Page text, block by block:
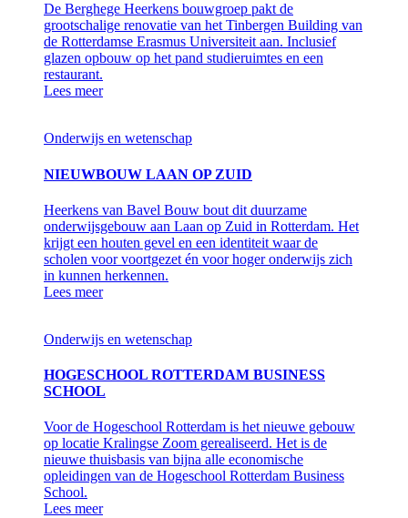
De Berghege Heerkens bouwgroep pakt de
grootschalige renovatie van het Tinbergen Building van
de Rotterdamse Erasmus Universiteit aan. Inclusief
glazen opbouw op het pand studieruimtes en een
restaurant.
Lees meer
Onderwijs en wetenschap
NIEUWBOUW LAAN OP ZUID
Heerkens van Bavel Bouw bout dit duurzame
onderwijsgebouw aan Laan op Zuid in Rotterdam. Het
krijgt een houten gevel en een identiteit waar de
scholen voor voortgezet én voor hoger onderwijs zich
in kunnen herkennen.
Lees meer
Onderwijs en wetenschap
HOGESCHOOL ROTTERDAM BUSINESS
SCHOOL
Voor de Hogeschool Rotterdam is het nieuwe gebouw
op locatie Kralingse Zoom gerealiseerd. Het is de
nieuwe thuisbasis van bijna alle economische
opleidingen van de Hogeschool Rotterdam Business
School.
Lees meer